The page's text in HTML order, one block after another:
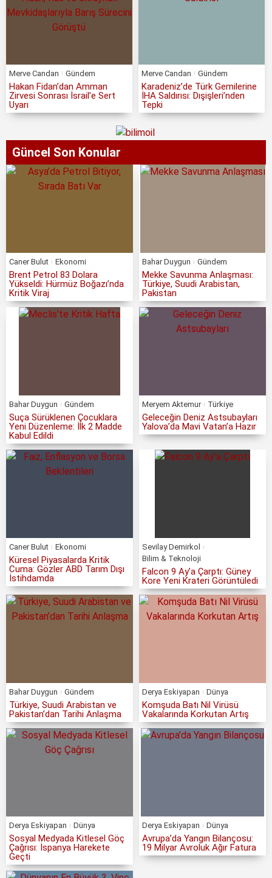
Merve Candan Gündem
Hakan Fidan’dan Amman
Zirvesi Sonrası İsrail’e Sert
Uyarı
Merve Candan Gündem
Karadeniz’de Türk Gemilerine
İHA Saldırısı: Dışişleri’nden
Tepki
Güncel Son Konular
Caner Bulut Ekonomi
Brent Petrol 83 Dolara
Yükseldi: Hürmüz Boğazı’nda
Kritik Viraj
Bahar Duygun Gündem
Mekke Savunma Anlaşması:
Türkiye, Suudi Arabistan,
Pakistan
Bahar Duygun Gündem
Suça Sürüklenen Çocuklara
Yeni Düzenleme: İlk 2 Madde
Kabul Edildi
Meryem Aktemur Türkiye
Geleceğin Deniz Astsubayları
Yalova’da Mavi Vatan’a Hazır
Caner Bulut Ekonomi
Küresel Piyasalarda Kritik
Cuma: Gözler ABD Tarım Dışı
İstihdamda
Sevilay Demirkol
Bilim & Teknoloji
Falcon 9 Ay’a Çarptı: Güney
Kore Yeni Krateri Görüntüledi
Bahar Duygun Gündem
Türkiye, Suudi Arabistan ve
Pakistan’dan Tarihi Anlaşma
Derya Eskiyapan Dünya
Komşuda Batı Nil Virüsü
Vakalarında Korkutan Artış
Derya Eskiyapan Dünya
Sosyal Medyada Kitlesel Göç
Çağrısı: İspanya Harekete
Geçti
Derya Eskiyapan Dünya
Avrupa’da Yangın Bilançosu:
19 Milyar Avroluk Ağır Fatura